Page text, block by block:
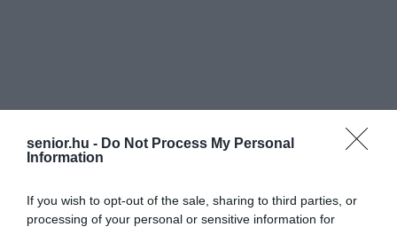
senior.hu - Do Not Process My Personal
Information
If you wish to opt-out of the sale, sharing to third parties, or
processing of your personal or sensitive information for